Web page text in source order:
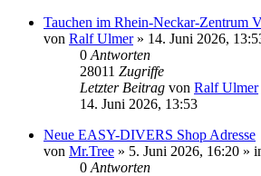
Tauchen im Rhein-Neckar-Zentrum
von Ralf Ulmer» 14. Juni 2026,
0 Antworten
28011 Zugriffe
Letzter Beitrag von Ralf Ulmer
14. Juni 2026, 13:53
Neue EASY-DIVERS Shop Adresse
von Mr.Tree » 5. Juni 2026, 16:20 »
0 Antworten